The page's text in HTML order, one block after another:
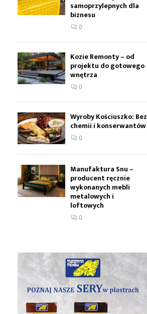
samoprzylepnych dla
biznesu
0
Kozie Remonty – od
projektu do gotowego
wnętrza
0
Wyroby Kościuszko: Bez
chemii i konserwantów
0
Manufaktura Snu –
producent ręcznie
wykonanych mebli
metalowych i
loftowych
0